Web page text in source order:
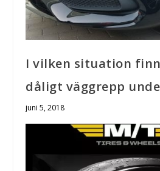
I vilken situation
dåligt väggrepp
juni 5, 2018